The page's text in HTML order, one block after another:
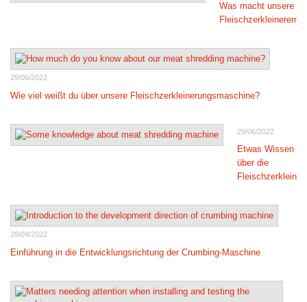
Was macht unsere
29/06/2022
Wie viel weißt du über unsere Fleischzerkleinerungsmaschine?
29/06/2022
Etwas Wissen
über die
28/04/2022
Einführung in die Entwicklungsrichtung der Crumbing-Maschine